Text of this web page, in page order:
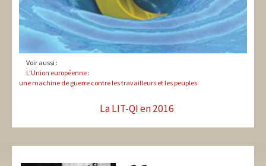
Voir aussi :
L'Union européenne :
une machine de guerre contre les travailleurs et les peuples
La LIT-QI en 2016